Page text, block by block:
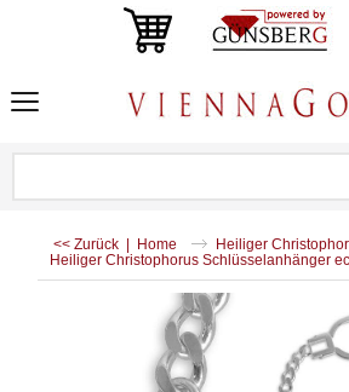
<< Zurück | Home
Heiliger
Heiliger Christophorus Schlüsselanhänger